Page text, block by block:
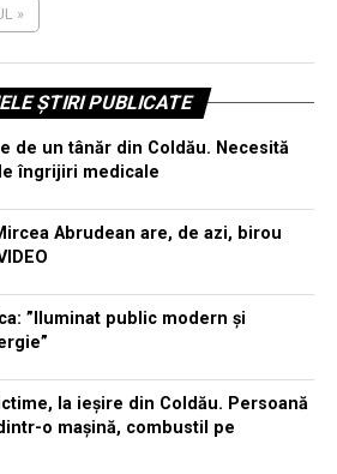
»
ȘTIRI PUBLICATE
de un tânăr din Coldău. Necesită
îngrijiri medicale
Abrudean are, de azi, birou
”Iluminat public modern și
la ieșire din Coldău. Persoană
o mașină, combustil pe